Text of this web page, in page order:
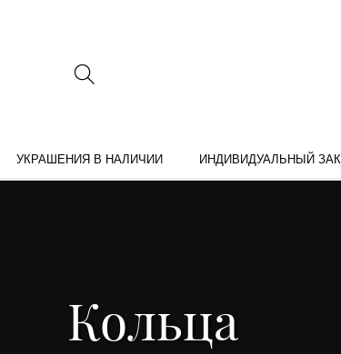
УКРАШЕНИЯ В НАЛИЧИИ ИНДИВИДУАЛЬНЫЙ
Кольца